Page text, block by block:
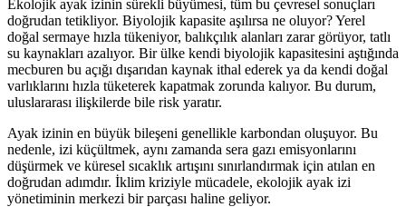
Ekolojik ayak izinin sürekli büyümesi, tüm bu çevresel sonuçları
doğrudan tetikliyor. Biyolojik kapasite aşılırsa ne oluyor? Yerel
doğal sermaye hızla tükeniyor, balıkçılık alanları zarar görüyor, tatlı
su kaynakları azalıyor. Bir ülke kendi biyolojik kapasitesini aştığında
mecburen bu açığı dışarıdan kaynak ithal ederek ya da kendi doğal
varlıklarını hızla tüketerek kapatmak zorunda kalıyor. Bu durum,
uluslararası ilişkilerde bile risk yaratır.
Ayak izinin en büyük bileşeni genellikle karbondan oluşuyor. Bu
nedenle, izi küçültmek, aynı zamanda sera gazı emisyonlarını
düşürmek ve küresel sıcaklık artışını sınırlandırmak için atılan en
doğrudan adımdır. İklim kriziyle mücadele, ekolojik ayak izi
yönetiminin merkezi bir parçası haline geliyor.